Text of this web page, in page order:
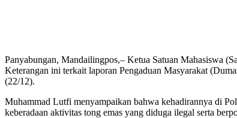
Panyabungan, Mandailingpos,– Ketua Satuan Mahasiswa
Keterangan ini terkait laporan Pengaduan Masyarakat
(22/12).
Muhammad Lutfi menyampaikan bahwa kehadirannya di
keberadaan aktivitas tong emas yang diduga ilegal serta